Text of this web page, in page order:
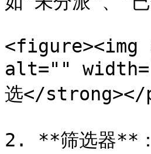
<figure><img
alt=""
选</
2. **筛选器**：